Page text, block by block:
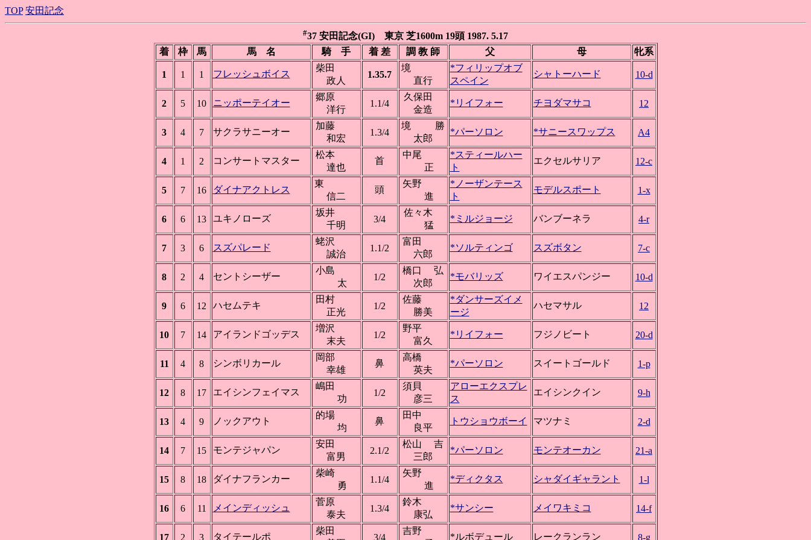
TOP 安田記念
#37 安田記念(GI) 東京 芝1600m 19頭 1987. 5.17
着
枠 馬 馬 名 騎 手 着 差 調 教 師 父 母 牝系
1 1 1 フレッシュボイス
柴田
政人
1.35.7
境
直行
*フィリップオブ
スペイン
シャトーハード 10-d
2 5 10 ニッポーテイオー
郷原
洋行
1.1/4
久保田
金造
*リイフォー チヨダマサコ 12
3 4 7 サクラサニーオー
加藤
和宏
1.3/4
境 勝
太郎
*パーソロン *サニースワップス A4
4 1 2 コンサートマスター
松本
達也
首
中尾
正
*スティールハー
ト
エクセルサリア 12-c
5 7 16 ダイナアクトレス
東
信二
頭
矢野
進
*ノーザンテース
ト
モデルスポート 1-x
6 6 13 ユキノローズ
坂井
千明
3/4
佐々木
猛
*ミルジョージ バンブーネラ 4-r
7 3 6 スズパレード
蛯沢
誠治
1.1/2
富田
六郎
*ソルティンゴ スズボタン 7-c
8 2 4 セントシーザー
小島
太
1/2
橋口 弘
次郎
*モバリッズ ワイエスパンジー 10-d
9 6 12 ハセムテキ
田村
正光
1/2
佐藤
勝美
*ダンサーズイメ
ージ
ハセマサル 12
10 7 14 アイランドゴッデス
増沢
末夫
1/2
野平
富久
*リイフォー フジノビート 20-d
11 4 8 シンボリカール
岡部
幸雄
鼻
高橋
英夫
*パーソロン スイートゴールド 1-p
12 8 17 エイシンフェイマス
嶋田
功
1/2
須貝
彦三
アローエクスプレ
ス
エイシンクイン 9-h
13 4 9 ノックアウト
的場
均
鼻
田中
良平
トウショウボーイ マツナミ 2-d
14 7 15 モンテジャパン
安田
富男
2.1/2
松山 吉
三郎
*パーソロン モンテオーカン 21-a
15 8 18 ダイナフランカー
柴崎
勇
1.1/4
矢野
進
*ディクタス シャダイギャラント 1-l
16 6 11 メインディッシュ
菅原
泰夫
1.3/4
鈴木
康弘
*サンシー メイワキミコ 14-f
17 2 3 タイテールポ
柴田
3/4
吉野
*ルボデュール レークランラン 8-g